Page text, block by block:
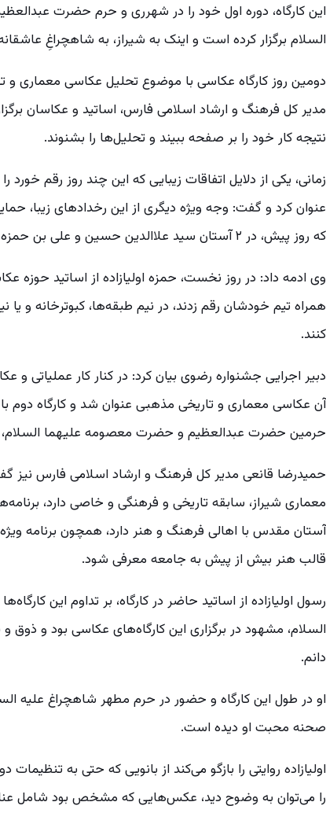
این کارگاه، دوره اول خود را در شهرری و حرم حضرت
السلام برگزار کرده است و اینک به شیراز، به شاهچراغِ
دومین روز کارگاه عکاسی با موضوع تحلیل عکاسی معماری و
مدیر کل فرهنگ و ارشاد اسلامی فارس، اساتید و عکاسان
نتیجه کار خود را بر صفحه ببیند و تحلیل‌ها را بشنوند.
زمانی، یکی از دلایل اتفاقات زیبایی که این چند روز رقم
عنوان کرد و گفت: وجه ویژه دیگری از این رخدادهای زیبا،
که روز پیش، در ۲ آستان سید علاالدین حسین و علی بن حمزه علیهما السلام، توانستیم از معماری‌ها عکاسی کنیم.
وی ادمه داد: در روز نخست، حمزه اولیازاده از اساتید حوزه
همراه تیم خودشان رقم زدند، در نیم طبقه‌ها، کبوترخانه و
کنند.
حرمین حضرت عبدالعظیم و حضرت معصومه علیهما السلام،
حمیدرضا قانعی مدیر کل فرهنگ و ارشاد اسلامی فارس
معماری شیراز، سابقه تاریخی و فرهنگی و خاصی دارد،
آستان مقدس با اهالی فرهنگ و هنر دارد، همچون برنامه
قالب هنر بیش از پیش به جامعه معرفی شود.
رسول اولیازاده از اساتید حاضر در کارگاه، بر تداوم این
السلام، مشهود در برگزاری این کارگاه‌های عکاسی بود و
دانم.
او در طول این کارگاه و حضور در حرم مطهر شاهچراغ علیه
صحنه محبت او دیده است.
اولیازاده روایتی را بازگو می‌کند از بانویی که حتی به
را می‌توان به وضوح دید، عکس‌هایی که مشخص بود شامل